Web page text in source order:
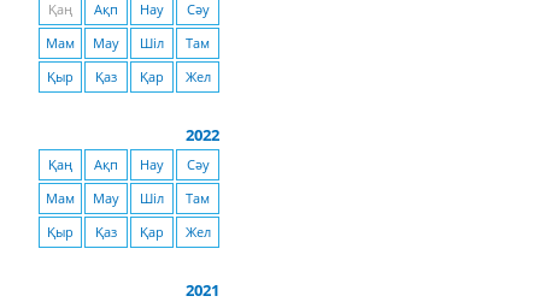
Қаң Ақп Нау
Сәу
Мам
Мау Шіл
Там
Қыр
Қаз Қар Жел
2022
Қаң Ақп Нау
Сәу
Мам
Мау Шіл
Там
Қыр
Қаз Қар Жел
2021